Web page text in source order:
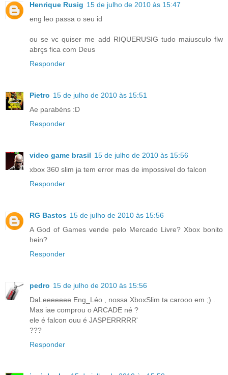
Henrique Rusig 15 de julho de 2010 às 15:47
eng leo passa o seu id
ou se vc quiser me add RIQUERUSIG tudo maiusculo flw
abrçs fica com Deus
Responder
Pietro 15 de julho de 2010 às 15:51
Ae parabéns :D
Responder
video game brasil 15 de julho de 2010 às 15:56
xbox 360 slim ja tem error mas de impossivel do falcon
Responder
RG Bastos 15 de julho de 2010 às 15:56
A God of Games vende pelo Mercado Livre? Xbox bonito
hein?
Responder
pedro 15 de julho de 2010 às 15:56
DaLeeeeeee Eng_Léo , nossa XboxSlim ta carooo em ;) .
Mas iae comprou o ARCADE né ?
ele é falcon ouu é JASPERRRRR'
???
Responder